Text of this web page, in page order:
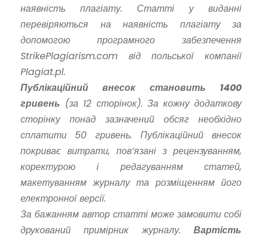
наявність плагіату. Статті у виданні
перевіряються на наявність плагіату за
допомогою програмного забезпечення
StrikePlagiarism.com від польської компанії
Plagiat.pl.
Публікаційний внесок становить 1400
гривень (за 12 сторінок). За кожну додаткову
сторінку понад зазначений обсяг необхідно
сплатити 50 гривень. Публікаційний внесок
покриває витрати, пов’язані з рецензуванням,
коректурою і редагуванням статей,
макетуванням журналу та розміщенням його
електронної версії.
За бажанням автор статті може замовити собі
друкований примірник журналу. Вартість